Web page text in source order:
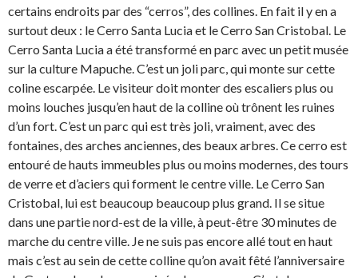
certains endroits par des “cerros”, des collines. En fait il y en a
surtout deux : le Cerro Santa Lucia et le Cerro San Cristobal. Le
Cerro Santa Lucia a été transformé en parc avec un petit musée
sur la culture Mapuche. C’est un joli parc, qui monte sur cette
coline escarpée. Le visiteur doit monter des escaliers plus ou
moins louches jusqu’en haut de la colline où trônent les ruines
d’un fort. C’est un parc qui est très joli, vraiment, avec des
fontaines, des arches anciennes, des beaux arbres. Ce cerro est
entouré de hauts immeubles plus ou moins modernes, des tours
de verre et d’aciers qui forment le centre ville. Le Cerro San
Cristobal, lui est beaucoup beaucoup plus grand. Il se situe
dans une partie nord-est de la ville, à peut-être 30 minutes de
marche du centre ville. Je ne suis pas encore allé tout en haut
mais c’est au sein de cette colline qu’on avait fêté l’anniversaire